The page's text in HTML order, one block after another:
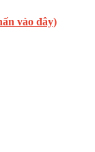
vào đây)